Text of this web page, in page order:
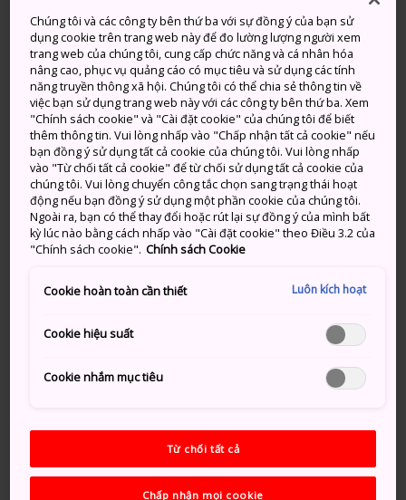
Không chỉ dành cho những
người đam mê đường sắt
Bảo tàng đường sắt Kyoto được hoàn thành vào năm
2016 và là một cống hiến lớn cho hơn 100 năm lịch sử
ngành đường sắt của Nhật Bản. Không chỉ nổi tiếng
với những người đam mê đường sắt, bảo tàng này
còn là nơi lý tưởng cho các gia đình và những người có
tâm hồn trẻ trung tham quan.
Thông tin nhanh
trưng bày tại bảo tàng
Mô hình trưng bày đường sắt rộng khoảng 300 m2,
được vận hành bởi một nhân viên phục vụ và có các
mô hình tàu hỏa có kích thước bằng khoảng 1/80 kích
Bục nhà tròn trưng bày bộ sưu tập đầu máy hơi
nước lớn nhất được bảo tồn cẩn thận của Nhật Bản
Chúng tôi và các công ty bên thứ ba với sự đồng ý của bạn sử
dụng cookie trên trang web này để đo lường lượng người xem
trang web của chúng tôi, cung cấp chức năng và cá nhân hóa
nâng cao, phục vụ quảng cáo có mục tiêu và sử dụng các tính
năng truyền thông xã hội. Chúng tôi có thể chia sẻ thông tin về
việc bạn sử dụng trang web này với các công ty bên thứ ba. Xem
"Chính sách cookie" và "Cài đặt cookie" của chúng tôi để biết
thêm thông tin. Vui lòng nhấp vào "Chấp nhận tất cả cookie" nếu
bạn đồng ý sử dụng tất cả cookie của chúng tôi. Vui lòng nhấp
vào "Từ chối tất cả cookie" để từ chối sử dụng tất cả cookie của
chúng tôi. Vui lòng chuyển công tắc chọn sang trạng thái hoạt
động nếu bạn đồng ý sử dụng một phần cookie của chúng tôi.
Ngoài ra, bạn có thể thay đổi hoặc rút lại sự đồng ý của mình bất
kỳ lúc nào bằng cách nhấp vào "Cài đặt cookie" theo Điều 3.2 của
"Chính sách cookie". Chính sách Cookie
Cookie hoàn toàn cần thiết Luôn kích hoạt
Cookie hiệu suất
Cookie nhắm mục tiêu
Từ chối tất cả
Chấp nhận mọi cookie